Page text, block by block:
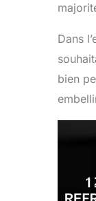
Dans
bien